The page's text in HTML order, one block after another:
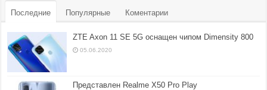
Последние Популярные Коментарии
ZTE Axon 11 SE 5G оснащен чипом Dimensity 800
05.06.2020
Представлен Realme X50 Pro Play